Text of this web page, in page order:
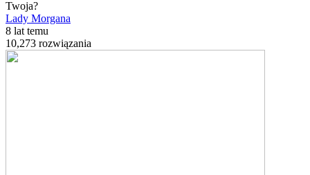
Twoja?
Lady Morgana
8 lat temu
10,273 rozwiązania